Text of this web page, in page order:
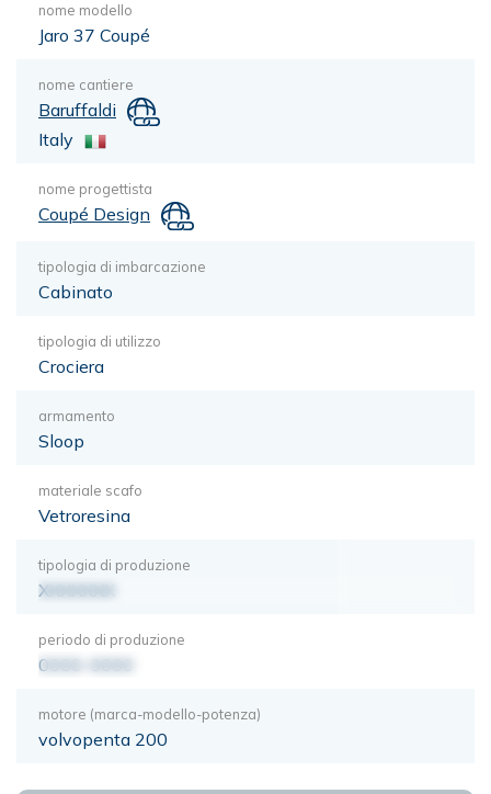
nome modello
Jaro 37 Coupé
nome cantiere
Baruffaldi
Italy
nome progettista
Coupé Design
tipologia di imbarcazione
Cabinato
tipologia di utilizzo
Crociera
armamento
Sloop
materiale scafo
Vetroresina
tipologia di produzione
XXXXXXX
periodo di produzione
0000-0000
motore (marca-modello-potenza)
volvopenta 200